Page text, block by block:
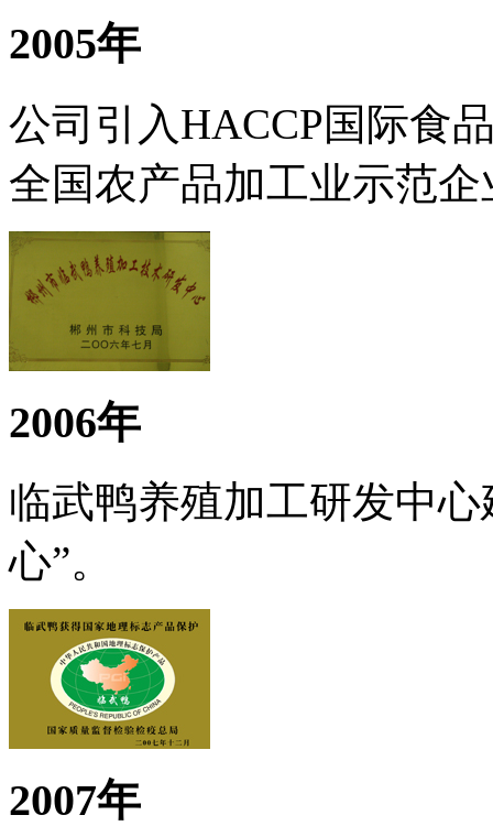
2005年
公司引入HACCP国际食
全国农产品加工业示范企
2006年
临武鸭养殖加工研发中
心”。
2007年